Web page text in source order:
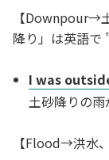
【Downpour→
降り」は英語で
I was
土砂降りの雨
【Flood→洪水